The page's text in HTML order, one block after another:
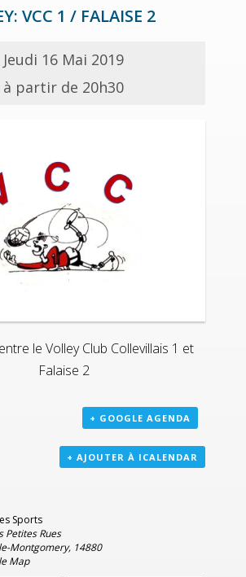
VCC 1 / FALAISE 2
Jeudi 16 Mai 2019
à partir de 20h30
le Volley Club Collevillais 1 et
Falaise 2
+ GOOGLE AGENDA
+ AJOUTER À ICALENDAR
Sports
Petites Rues
Montgomery, 14880
Map